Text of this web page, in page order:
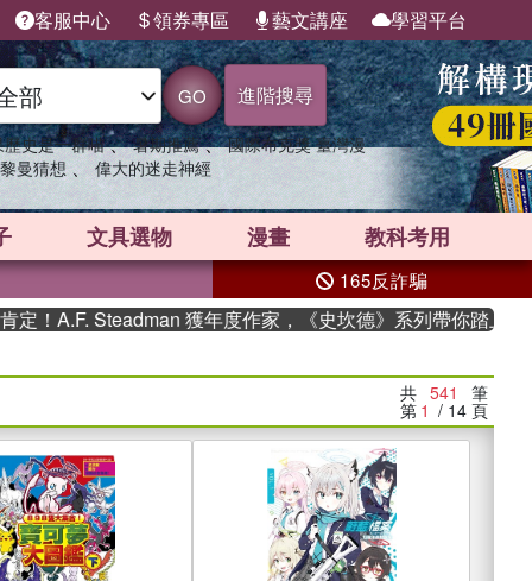
客服中心 領券專區 藝文講座 學習平台
GO 進階搜尋
歷史是一群喵 、 暑期推薦 、 國際布克獎 臺灣漫
曼猜想 、 偉大的迷走神經
文具選物 漫畫 教科考用
165反詐騙
獲年度作家，《史坎德》系列帶你踏上熱血奇幻旅程
共 541 筆
第 1 / 14 頁